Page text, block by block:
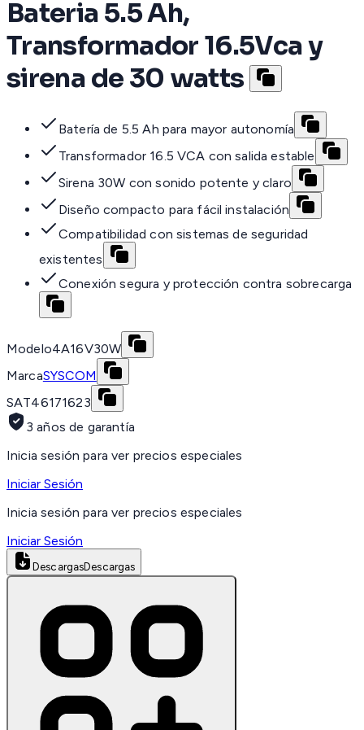
Bateria 5.5 Ah,
Transformador 16.5Vca y
sirena de 30 watts
Batería de 5.5 Ah para mayor autonomía
Transformador 16.5 VCA con salida estable
Sirena 30W con sonido potente y claro
Diseño compacto para fácil instalación
Compatibilidad con sistemas de seguridad
existentes
Conexión segura y protección contra sobrecarga
Modelo4A16V30W
MarcaSYSCOM
SAT46171623
3 años de garantía
Inicia sesión para ver precios especiales
Iniciar Sesión
Inicia sesión para ver precios especiales
Iniciar Sesión
DescargasDescargas